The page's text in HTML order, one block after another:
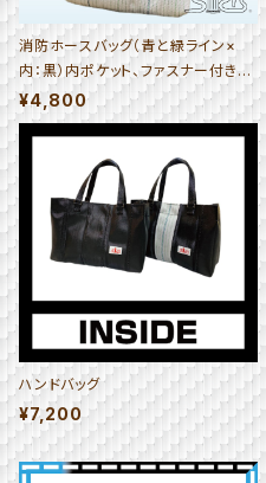
消防ホースバッグ（青と緑ライン×
内：黒）内ポケット、ファスナー付き
26×37×10/Yeco-a_i_F
¥4,800
ハンドバッグ
¥7,200